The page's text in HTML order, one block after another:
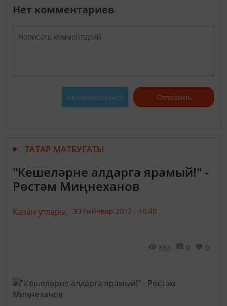
Нет комментариев
Авторизоваться Отправить
ТАТАР МАТБУГАТЫ
"Кешеләрне алдарга ярамый!" -
Рөстәм Миңнеханов
Казан утлары, 30 гыйнвар 2017 - 16:40
884 0 0